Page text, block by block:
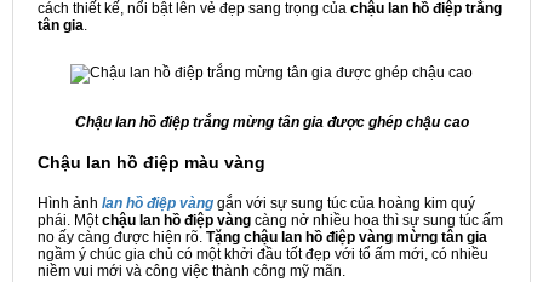
cách thiết kế, nổi bật lên vẻ đẹp sang trọng của chậu lan hồ điệp trắng
tân gia.
Chậu lan hồ điệp trắng mừng tân gia được ghép chậu cao
Chậu lan hồ điệp màu vàng
Hình ảnh lan hồ điệp vàng gắn với sự sung túc của hoàng kim quý
phái. Mộtchậu lan hồ điệp vàng càng nở nhiều hoa thì sự sung túc ấm
no ấy càng được hiện rõ. Tặng chậu lan hồ điệp vàng mừng tân gia
ngầm ý chúc gia chủ có một khởi đầu tốt đẹp với tổ ấm mới, có nhiều
niềm vui mới và công việc thành công mỹ mãn.